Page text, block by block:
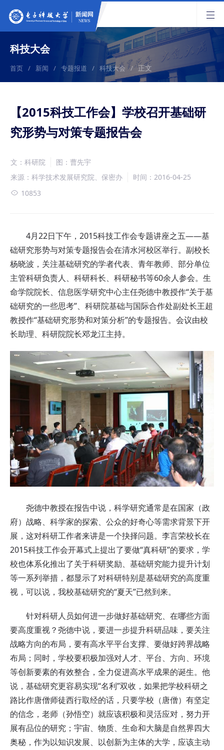
科技大会
首页 / 新闻 / 专题报道 / 科技大会 / 正文
【2015科技工作会】学校召开基础研
究形势与对策专题报告会
文：科研院
图：曹先宇
来源：科学技术发展研究院、保密办
时间：2016-04-25
10853
4月22日下午，2015科技工作会专题讲座之五——基
础研究形势与对策专题报告会在清水河校区举行。副校长
杨晓波，关注基础研究的学者代表、青年教师、部分单位
主管科研负责人、科研科长、科研秘书等60余人参会。生
命学院院长、信息医学研究中心主任尧德中教授作“关于基
础研究的一些思考”、科研院基础与国际合作处副处长王超
教授作“基础研究形势和对策分析”的专题报告。会议由校
长助理、科研院院长邓龙江主持。
尧德中教授在报告中说，科学研究通常是在国家（政
府）战略、科学家的探索、公众的好奇心等需求背景下开
展，这对科研工作者来讲是一个抉择问题。李言荣校长在
2015科技工作会开幕式上提出了要做“真科研”的要求，学
校也体系化推出了关于科研奖励、基础研究能力提升计划
等一系列举措，都显示了对科研特别是基础研究的高度重
视，可以说，我校基础研究的“夏天”已然到来。
针对科研人员如何进一步做好基础研究、在哪些方面
要高度重视？尧德中说，要进一步提升科研品味，要关注
战略方向的布局，要有高水平平台支撑、要做好跨界战略
布局；同时，学校要积极加强对人才、平台、方向、环境
等创新要素的有效整合，全力促进高水平成果的诞生。他
说，基础研究更容易实现“名利”双收，如果把学校科研之
路比作唐僧师徒西行取经的话，只要学校（唐僧）有坚定
的信念，老师（孙悟空）就应该积极和灵活应对，努力开
展有品位的研究；宇宙、物质、生命和大脑是自然界四大
奥秘，作为以知识发展、以创新为主体的大学，应该主动